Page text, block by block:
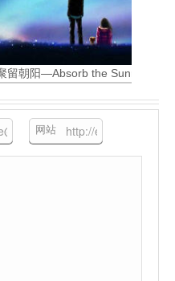
留朝阳—Absorb the Sunrise
网站